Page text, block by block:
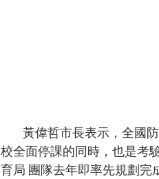
校全面停課的同時，也是考
育局 團隊去年即率先規劃完